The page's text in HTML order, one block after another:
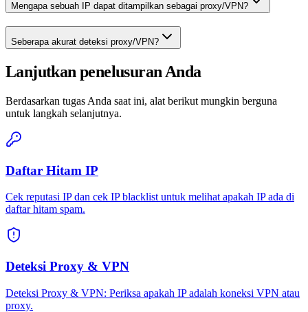
Mengapa sebuah IP dapat ditampilkan sebagai proxy/VPN?
Seberapa akurat deteksi proxy/VPN?
Lanjutkan penelusuran Anda
Berdasarkan tugas Anda saat ini, alat berikut mungkin berguna
untuk langkah selanjutnya.
Daftar Hitam IP
Cek reputasi IP dan cek IP blacklist untuk melihat apakah IP ada di
daftar hitam spam.
Deteksi Proxy & VPN
Deteksi Proxy & VPN: Periksa apakah IP adalah koneksi VPN atau
proxy.